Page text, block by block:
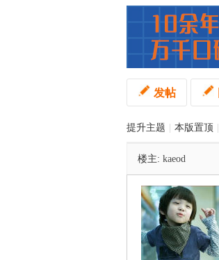
发帖
提升主题 本版置顶
楼主: kaeod